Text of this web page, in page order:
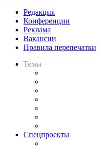
Редакция
Конференции
Реклама
Вакансии
Правила перепечатки
Темы
Спецпроекты